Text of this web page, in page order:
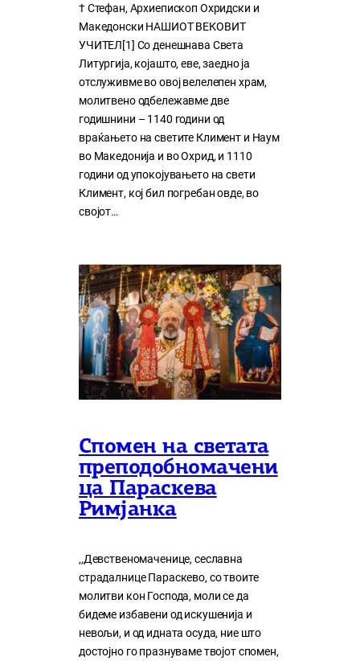
† Стефан, Архиепископ Охридски и
Македонски НАШИОТ ВЕКОВИТ
УЧИТЕЛ[1] Со денешнава Света
Литургија, којашто, еве, заедно ја
отслуживме во овој велелепен храм,
молитвено одбележавме две
годишнини – 1140 години од
враќањето на светите Климент и Наум
во Македонија и во Охрид, и 1110
години од упокојувањето на свети
Климент, кој бил погребан овде, во
својот…
Спомен на светата
преподобномачени
ца Параскева
Римјанка
,,Девственомаченице, сеславна
страдалнице Параскево, со твоите
молитви кон Господа, моли се да
бидеме избавени од искушенија и
невољи, и од идната осуда, ние што
достојно го празнуваме твојот спомен,